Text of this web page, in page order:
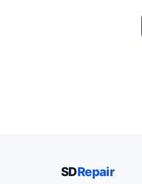
SDRepair